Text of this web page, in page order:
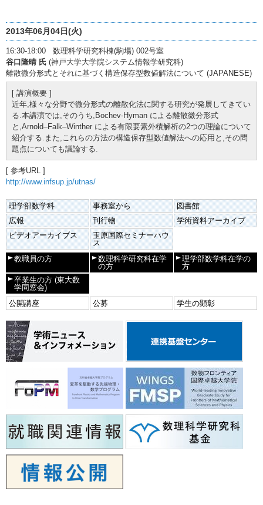
2013年06月04日(火)
16:30-18:00 数理科学研究科棟(駒場) 002号室
谷口隆晴 氏 (神戸大学大学院システム情報学研究科)
離散微分形式とそれに基づく構造保存型数値解法について (JAPANESE)
[ 講演概要 ]
近年,様々な分野で微分形式の離散化法に関する研究が発展してきてい
る.本講演では,そのうち,Bochev-Hyman による離散微分形式
と,Arnold–Falk–Winther による有限要素外積解析の2つの理論について
紹介する.また,これらの方法の構造保存型数値解法への応用と,その問
題点についても議論する.
[ 参考URL ]
http://www.infsup.jp/utnas/
理学部数学科 事務室から
図書館
広報
刊行物
学術資料アーカイブ
ビデオアーカイブス
玉原国際セミナーハウ
ス
教職員の方
数理科学研究科在学
の方
理学部数学科在学の
方
卒業生の方 (東大数
学同窓会)
公開講座
公募 学生の顕彰